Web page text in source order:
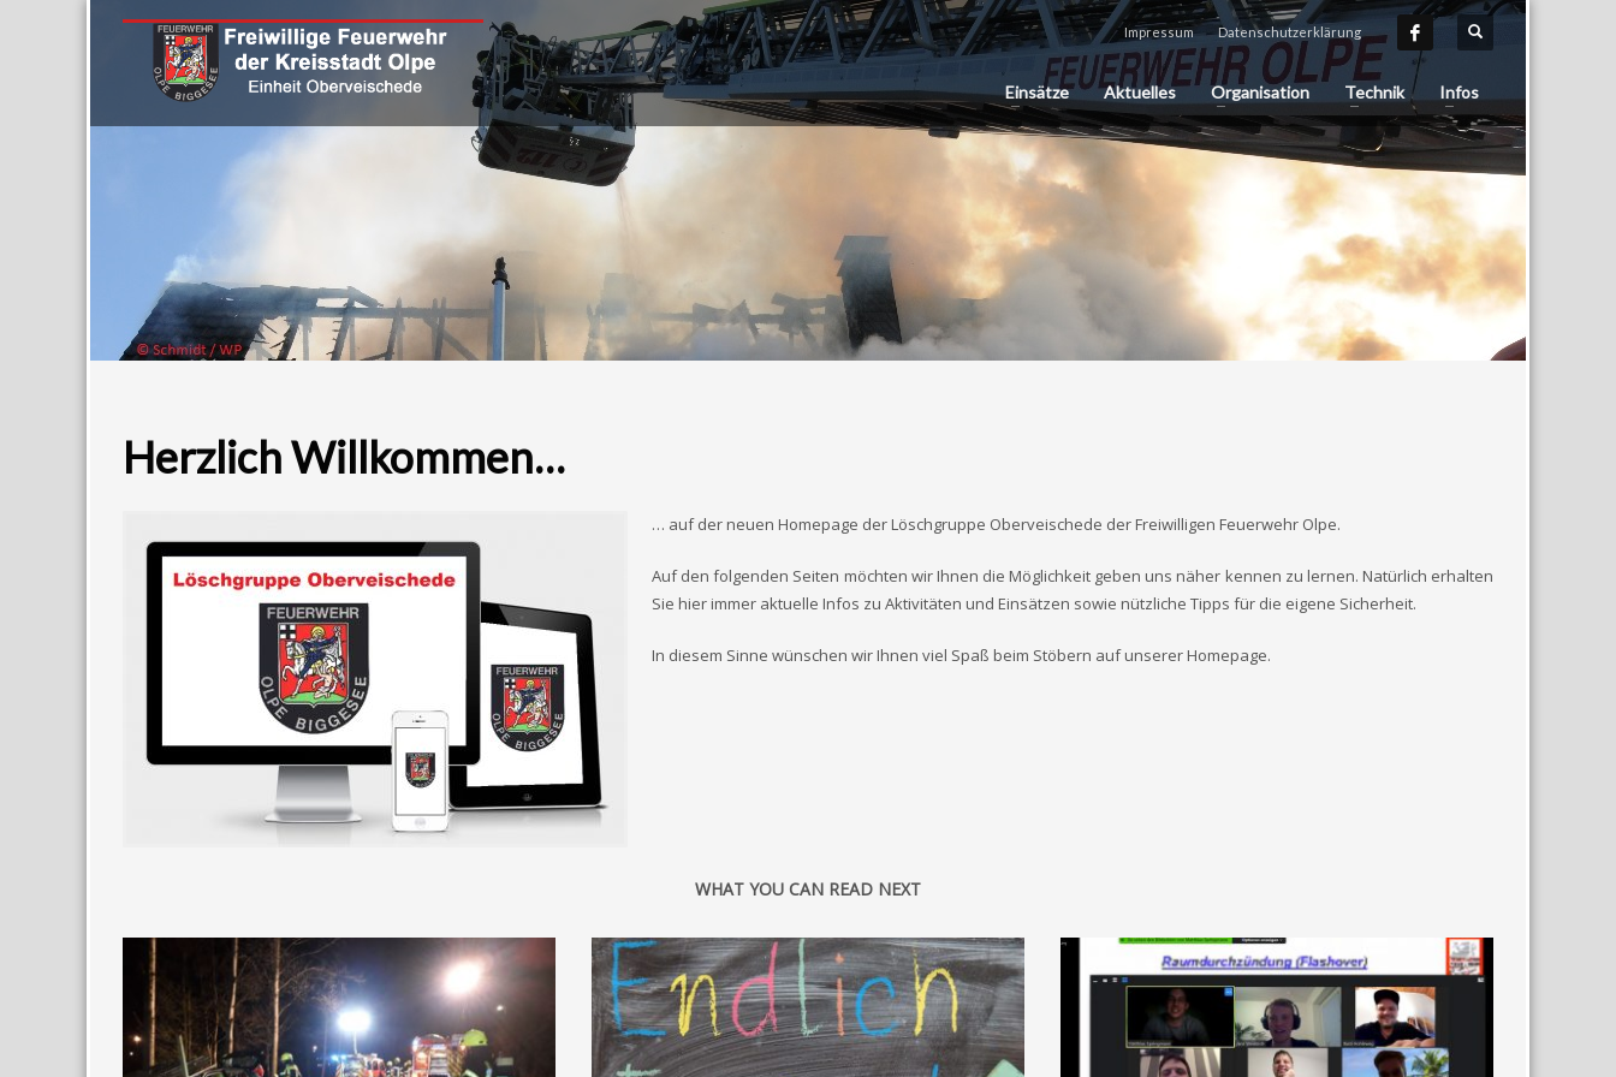
Impressum Datenschutzerklärung
Einsätze Aktuelles Organisation Technik Infos
Herzlich Willkommen…
… auf der neuen Homepage der Löschgruppe Oberveischede der Freiwilligen Feuerwehr Olpe.
Auf den folgenden Seiten möchten wir Ihnen die Möglichkeit geben uns näher kennen zu lernen. Natürlich erhalten
Sie hier immer aktuelle Infos zu Aktivitäten und Einsätzen sowie nützliche Tipps für die eigene Sicherheit.
In diesem Sinne wünschen wir Ihnen viel Spaß beim Stöbern auf unserer Homepage.
WHAT YOU CAN READ NEXT